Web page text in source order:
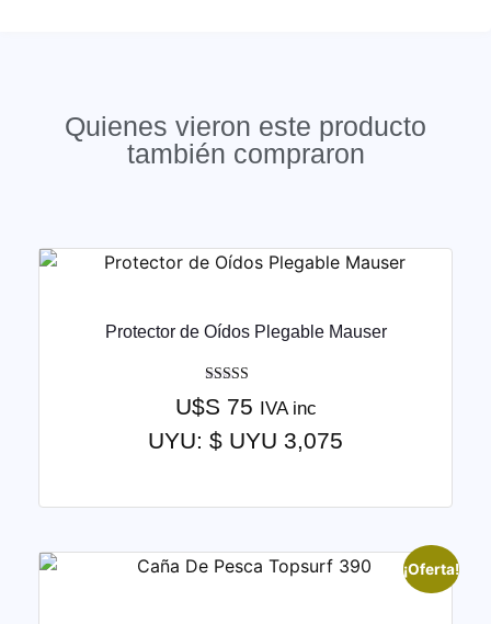
Quienes vieron este producto
también compraron
Protector de Oídos Plegable Mauser
Valorado
con
de 5
U$S 75 IVA inc
UYU: $ UYU 3,075
¡Oferta!